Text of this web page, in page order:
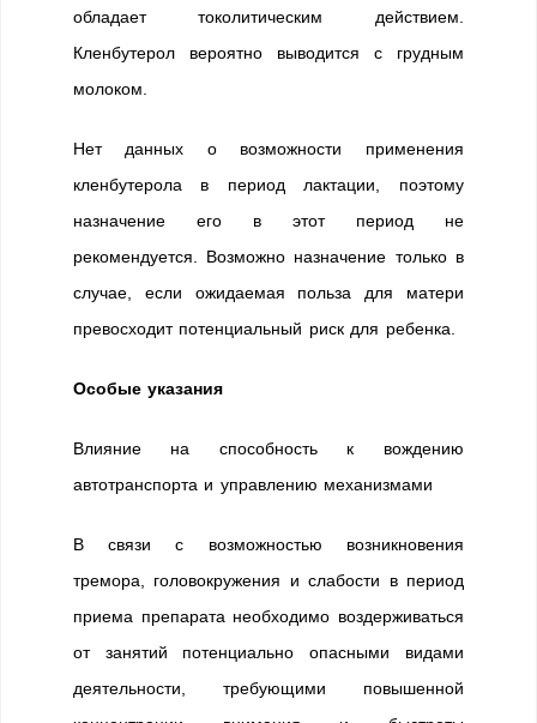
обладает токолитическим действием.
Кленбутерол вероятно выводится с грудным
молоком.
Нет данных о возможности применения
кленбутерола в период лактации, поэтому
назначение его в этот период не
рекомендуется. Возможно назначение только в
случае, если ожидаемая польза для матери
превосходит потенциальный риск для ребенка.
Особые указания
Влияние на способность к вождению
автотранспорта и управлению механизмами
В связи с возможностью возникновения
тремора, головокружения и слабости в период
приема препарата необходимо воздерживаться
от занятий потенциально опасными видами
деятельности, требующими повышенной